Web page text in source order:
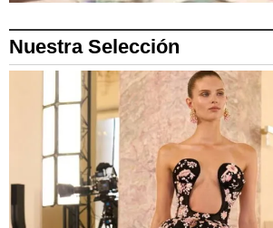
Nuestra Selección